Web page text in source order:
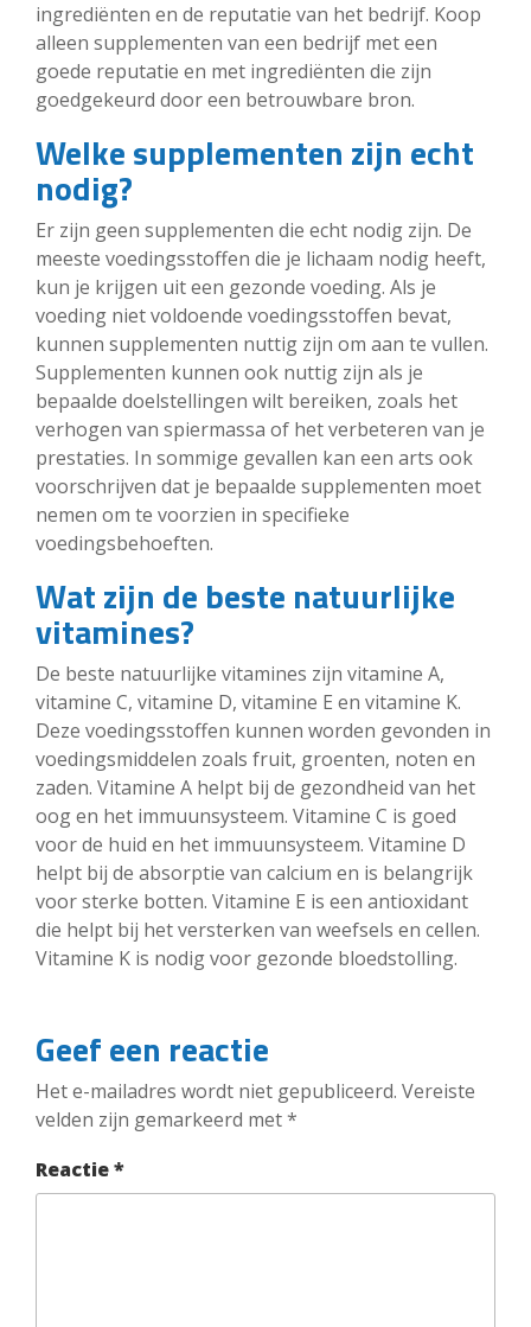
ingrediënten en de reputatie van het bedrijf. Koop
alleen supplementen van een bedrijf met een
goede reputatie en met ingrediënten die zijn
goedgekeurd door een betrouwbare bron.
Welke supplementen zijn echt
nodig?
Er zijn geen supplementen die echt nodig zijn. De
meeste voedingsstoffen die je lichaam nodig heeft,
kun je krijgen uit een gezonde voeding. Als je
voeding niet voldoende voedingsstoffen bevat,
kunnen supplementen nuttig zijn om aan te vullen.
Supplementen kunnen ook nuttig zijn als je
bepaalde doelstellingen wilt bereiken, zoals het
verhogen van spiermassa of het verbeteren van je
prestaties. In sommige gevallen kan een arts ook
voorschrijven dat je bepaalde supplementen moet
nemen om te voorzien in specifieke
voedingsbehoeften.
Wat zijn de beste natuurlijke
vitamines?
De beste natuurlijke vitamines zijn vitamine A,
vitamine C, vitamine D, vitamine E en vitamine K.
Deze voedingsstoffen kunnen worden gevonden in
voedingsmiddelen zoals fruit, groenten, noten en
zaden. Vitamine A helpt bij de gezondheid van het
oog en het immuunsysteem. Vitamine C is goed
voor de huid en het immuunsysteem. Vitamine D
helpt bij de absorptie van calcium en is belangrijk
voor sterke botten. Vitamine E is een antioxidant
die helpt bij het versterken van weefsels en cellen.
Vitamine K is nodig voor gezonde bloedstolling.
Geef een reactie
Het e-mailadres wordt niet gepubliceerd. Vereiste
velden zijn gemarkeerd met*
Reactie*